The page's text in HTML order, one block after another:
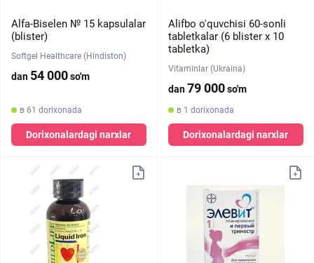
Alfa-Biselen № 15 kapsulalar
(blister)
Softgel Healthcare (Hindiston)
dan 54 000so'm
в 61 dorixonada
Dorixonalardagi narxlar
Alifbo o'quvchisi 60-sonli
tabletkalar (6 blister х 10
tabletka)
Vitaminlar (Ukraina)
dan79 000so'm
в 1 dorixonada
Dorixonalardagi narxlar